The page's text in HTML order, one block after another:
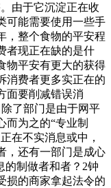
由于它沉淀正在收
可能需要使用一些手
，整个食物的平安程
者现正在缺的是什
物平安有更大的获得
消费者更多实正在的
面要削减错误消
了部门是由于网平
而为之的“专业制
在不实消息或中，
，还有一部门是成心
的制做者和者？2钟
损的商家拿起法令的